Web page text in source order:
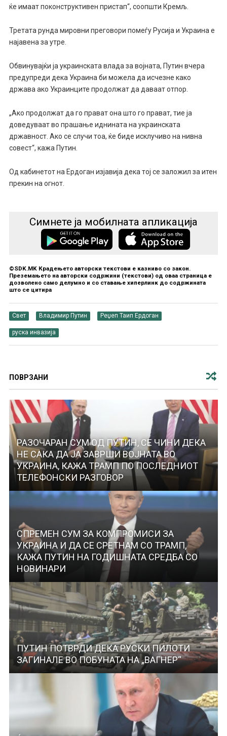
ќе имаат поконструктивен пристап“, соопшти Кремљ.
Третата рунда мировни преговори помеѓу Русија и Украина е
најавена за утре.
Обвинувајќи ја украинската влада за војната, Путин вчера
предупреди дека Украина би можела да исчезне како
држава ако Украинците продолжат да даваат отпор.
„Ако продолжат да го прават она што го прават, тие ја
доведуваат во прашање иднината на украинската
државност. Ако се случи тоа, ќе биде исклучиво на нивна
совест“, кажа Путин.
Од кабинетот на Ердоган изјавија дека тој се заложил за итен
прекин на огнот.
Симнете ја мобилната апликација
©SDK.MK Крадењето авторски текстови е казниво со закон.
Преземањето на авторски содржини (текстови) од оваа страница е
дозволено само делумно и со ставање хиперлинк до содржината
што се цитира
Свет Владимир Путин Реџеп Таип Ердоган
руска инвазија
ПОВРЗАНИ
РАЗОЧАРАН СУМ ОД ПУТИН, СЕ ЧИНИ ДЕКА
НЕ САКА ДА ЈА ЗАВРШИ ВОЈНАТА ВО
УКРАИНА, КАЖА ТРАМП ПО ПОСЛЕДНИОТ
ТЕЛЕФОНСКИ РАЗГОВОР
СПРЕМЕН СУМ ЗА КОМПРОМИСИ ЗА
УКРАИНА И ДА СЕ СРЕТНАМ СО ТРАМП,
КАЖА ПУТИН НА ГОДИШНАТА СРЕДБА СО
НОВИНАРИ
ПУТИН ПОТВРДИ ДЕКА РУСКИ ПИЛОТИ
ЗАГИНАЛЕ ВО ПОБУНАТА НА „ВАГНЕР“